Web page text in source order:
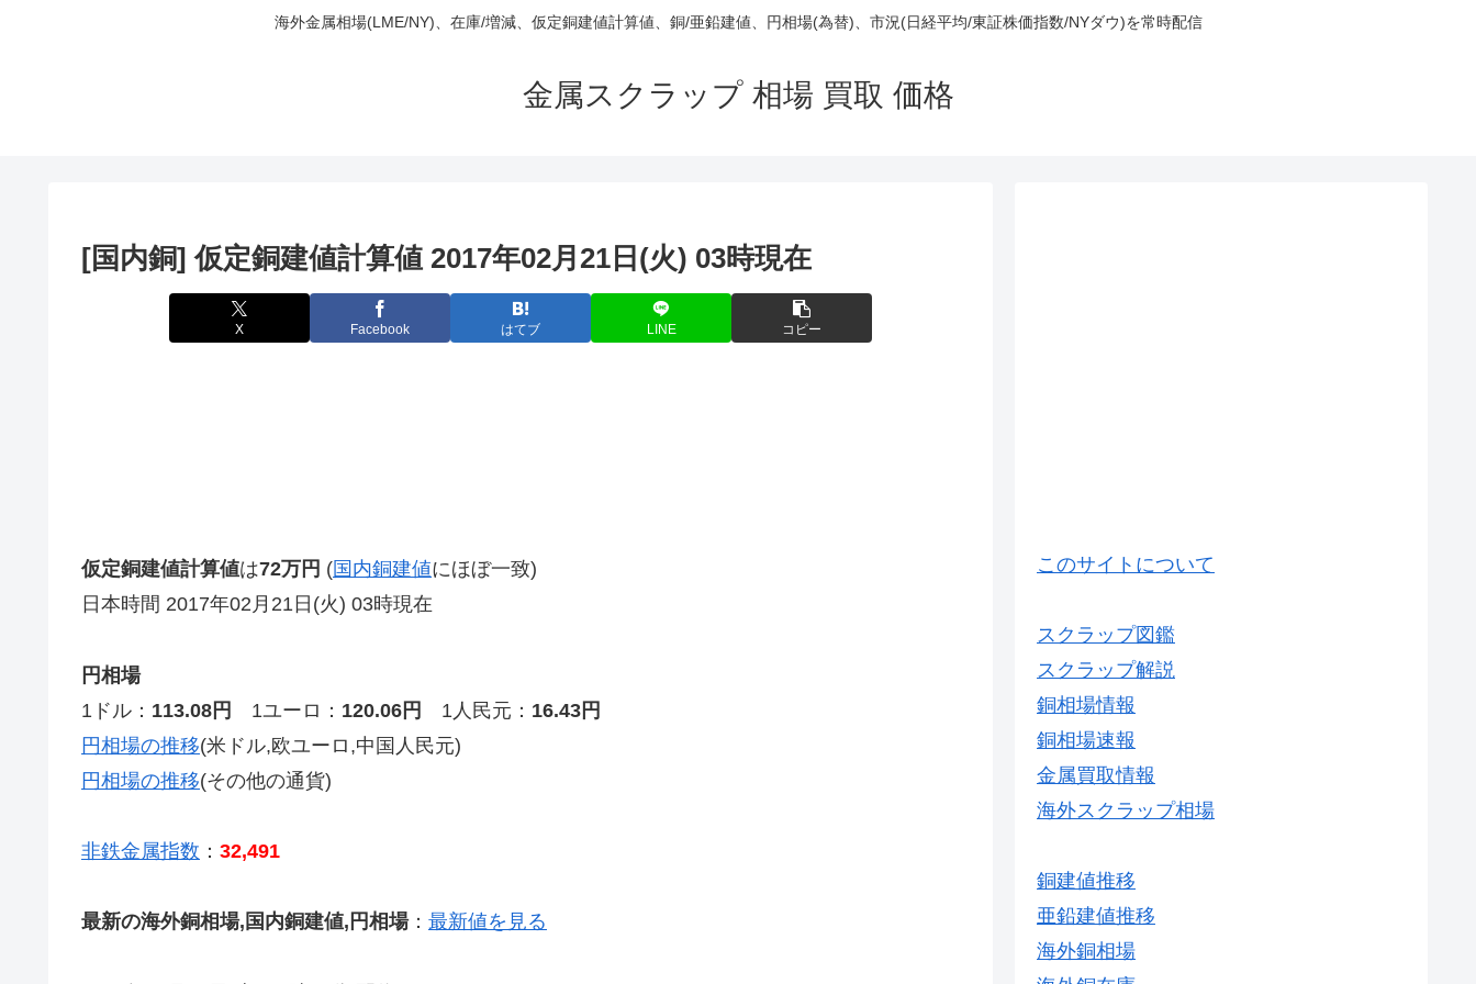
海外金属相場(LME/NY)、在庫/増減、仮定銅建値計算値、銅/亜鉛建値、円相場(為替)、市況(日経平均/東証株価指数/NYダウ)を常時配信
金属スクラップ 相場 買取 価格
[国内銅] 仮定銅建値計算値 2017年02月21日(火) 03時現在
X Facebook はてブ LINE コピー
仮定銅建値計算値は72万円 (国内銅建値にほぼ一致)
日本時間 2017年02月21日(火) 03時現在
円相場
1ドル： 113.08円 1ユーロ： 120.06円 1人民元： 16.43円
円相場の推移(米ドル,欧ユーロ,中国人民元)
円相場の推移(その他の通貨)
非鉄金属指数 ： 32,491
最新の海外銅相場,国内銅建値,円相場： 最新値を見る
このサイトについて
スクラップ図鑑
スクラップ解説
銅相場情報
銅相場速報
金属買取情報
海外スクラップ相場
銅建値推移
亜鉛建値推移
海外銅相場